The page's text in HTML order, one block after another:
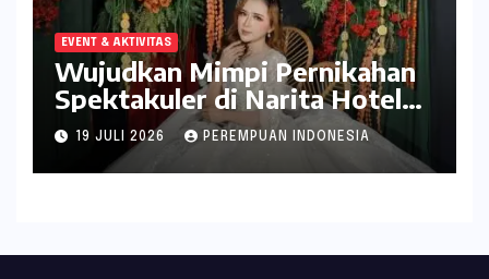
EVENT & AKTIVITAS
Wujudkan Mimpi Pernikahan
Spektakuler di Narita Hotel
Surabaya
19 JULI 2026 PEREMPUAN INDONESIA